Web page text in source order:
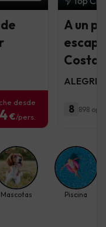
desde
€/pers.
A un
Costa
8 898
Mascotas Piscina